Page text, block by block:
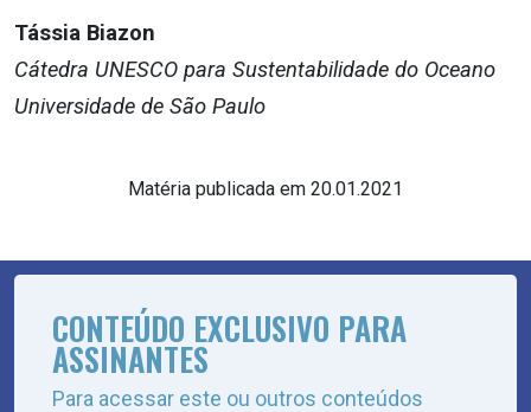
Tássia Biazon
Cátedra UNESCO para Sustentabilidade do Oceano
Universidade de São Paulo
Matéria publicada em 20.01.2021
CONTEÚDO EXCLUSIVO PARA
ASSINANTES
Para acessar este ou outros conteúdos